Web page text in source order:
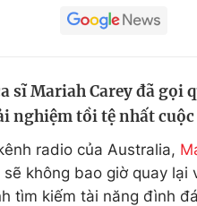
Học trực tuyến
sĩ Mariah Carey đã gọi
tồi tệ nhất cuộc
radio của Australia,
không bao giờ quay lại
tìm kiếm tài năng đình